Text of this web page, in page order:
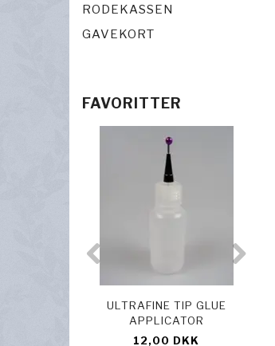
RODEKASSEN
GAVEKORT
FAVORITTER
ULTRAFINE TIP GLUE
APPLICATOR
12,00 DKK